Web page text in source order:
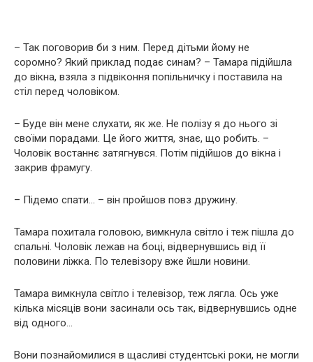
– Так поговорив би з ним. Перед дітьми йому не
соромно? Який приклад подає синам? – Тамара підійшла
до вікна, взяла з підвіконня попільничку і поставила на
стіл перед чоловіком.
– Буде він мене слухати, як же. Не полізу я до нього зі
своїми порадами. Це його життя, знає, що робить. –
Чоловік востаннє затягнувся. Потім підійшов до вікна і
закрив фрамугу.
– Підемо спати… – він пройшов повз дружину.
Тамара похитала головою, вимкнула світло і теж пішла до
спальні. Чоловік лежав на боці, відвернувшись від її
половини ліжка. По телевізору вже йшли новини.
Тамара вимкнула світло і телевізор, теж лягла. Ось уже
кілька місяців вони засинали ось так, відвернувшись одне
від одного…
Вони познайомилися в щасливі студентські роки, не могли